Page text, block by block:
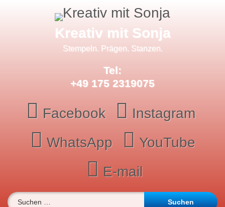
Kreativ mit Sonja
Stempeln. Prägen. Stanzen.
Tel:
+49 175 2319075
Facebook
Instagram
WhatsApp
YouTube
E-mail
Suchen nach: